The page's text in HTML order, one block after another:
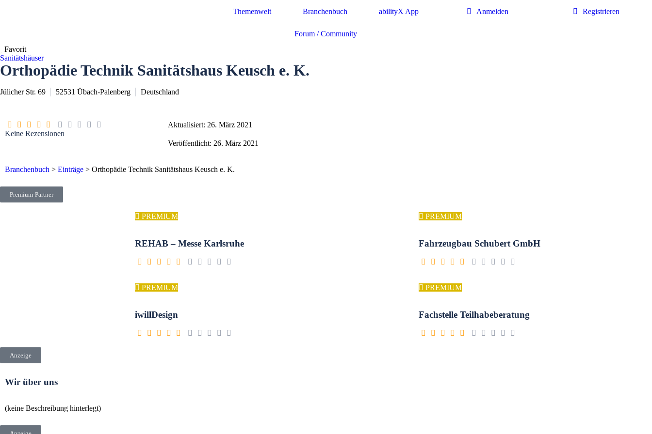
Themenwelt Branchenbuch abilityX App
Forum / Community
Anmelden Registrieren
Favorit
Sanitätshäuser
Orthopädie Technik Sanitätshaus Keusch e. K.
Jülicher Str. 69 52531 Übach-Palenberg Deutschland
Keine Rezensionen
Aktualisiert: 26. März 2021
Veröffentlicht: 26. März 2021
Branchenbuch > Einträge > Orthopädie Technik Sanitätshaus Keusch e. K.
Premium-Partner
PREMIUM
REHAB – Messe Karlsruhe
PREMIUM
Fahrzeugbau Schubert GmbH
PREMIUM
iwillDesign
PREMIUM
Fachstelle Teilhabeberatung
Anzeige
Wir über uns
(keine Beschreibung hinterlegt)